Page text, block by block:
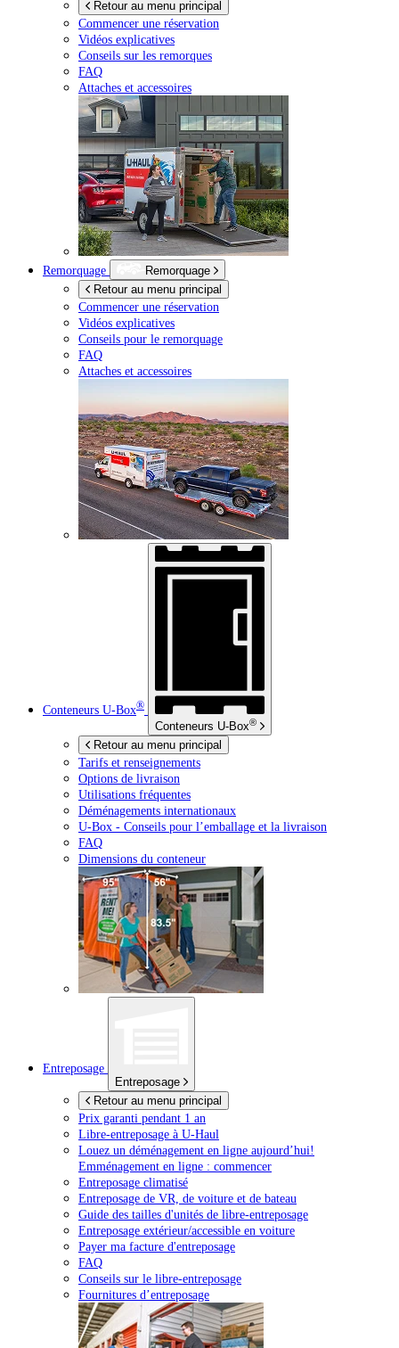
Retour au menu principal
Commencer une réservation
Vidéos explicatives
Conseils sur les remorques
FAQ
Attaches et accessoires
Remorquage
Remorquage
Retour au menu principal
Commencer une réservation
Vidéos explicatives
Conseils pour le remorquage
FAQ
Attaches et accessoires
Conteneurs U-Box®
Conteneurs U-Box®
Retour au menu principal
Tarifs et renseignements
Options de livraison
Utilisations fréquentes
Déménagements internationaux
U-Box - Conseils pour l’emballage et la livraison
FAQ
Dimensions du conteneur
Entreposage
Entreposage
Retour au menu principal
Prix garanti pendant 1 an
Libre-entreposage à U-Haul
Louez un déménagement en ligne aujourd’hui!
Emménagement en ligne : commencer
Entreposage climatisé
Entreposage de VR, de voiture et de bateau
Guide des tailles d'unités de libre-entreposage
Entreposage extérieur/accessible en voiture
Payer ma facture d'entreposage
FAQ
Conseils sur le libre-entreposage
Fournitures d’entreposage